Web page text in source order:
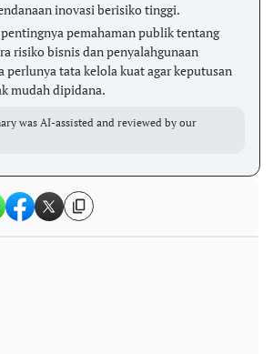
inovasi berisiko tinggi.
pemahaman publik tentang
risiko bisnis dan penyalahgunaan
perlunya tata kelola kuat agar keputusan
mudah dipidana.
was AI-assisted and reviewed by our